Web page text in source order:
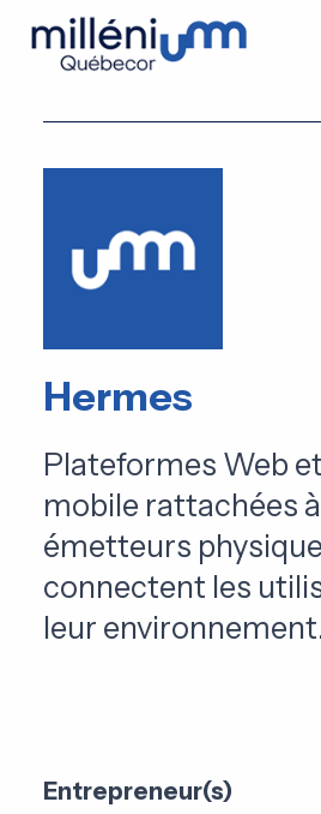
Hermes
Plateformes Web et
mobile rattachées
émetteurs
connectent les
leur environnement.
Entrepreneur(s)